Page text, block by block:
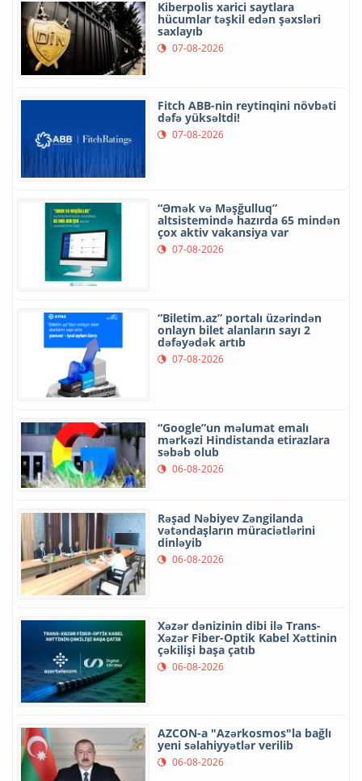
Kiberpolis xarici saytlara
hücumlar təşkil edən şəxsləri
saxlayıb
07-08-2026
Fitch ABB-nin reytinqini növbəti
dəfə yüksəltdi!
07-08-2026
“Əmək və Məşğulluq”
altsistemində hazırda 65 mindən
çox aktiv vakansiya var
07-08-2026
“Biletim.az” portalı üzərindən
onlayn bilet alanların sayı 2
dəfəyədək artıb
07-08-2026
“Google”un məlumat emalı
mərkəzi Hindistanda etirazlara
səbəb olub
06-08-2026
Rəşad Nəbiyev Zəngilanda
vətəndaşların müraciətlərini
dinləyib
06-08-2026
Xəzər dənizinin dibi ilə Trans-
Xəzər Fiber-Optik Kabel Xəttinin
çəkilişi başa çatıb
06-08-2026
AZCON-a "Azərkosmos"la bağlı
yeni səlahiyyətlər verilib
06-08-2026